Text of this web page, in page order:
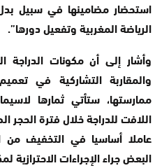
استحضار مضامينها في سبيل
الرياضة المغربية وتفعيل دورها”.
وأشار إلى أن مكونات الدراجة
والمقاربة التشاركية في
ممارستها، ستأتي ثمارها
اللافت للدراجة خلال فترة الحجر
عاملا أساسيا في التخفيف من
البعض جراء الإجراءات الاحترازية